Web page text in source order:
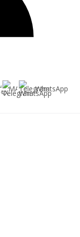
MAXTelegramWhatsApp